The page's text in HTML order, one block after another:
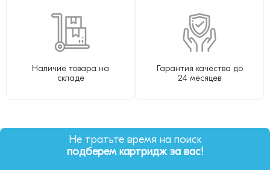
Наличие товара на
складе
Гарантия качества до
24 месяцев
Не тратьте время на поиск
подберем картридж за вас!